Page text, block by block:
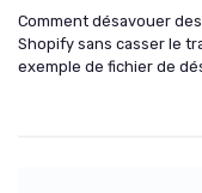
Comment désavouer
Shopify sans casser le
exemple de fichier de